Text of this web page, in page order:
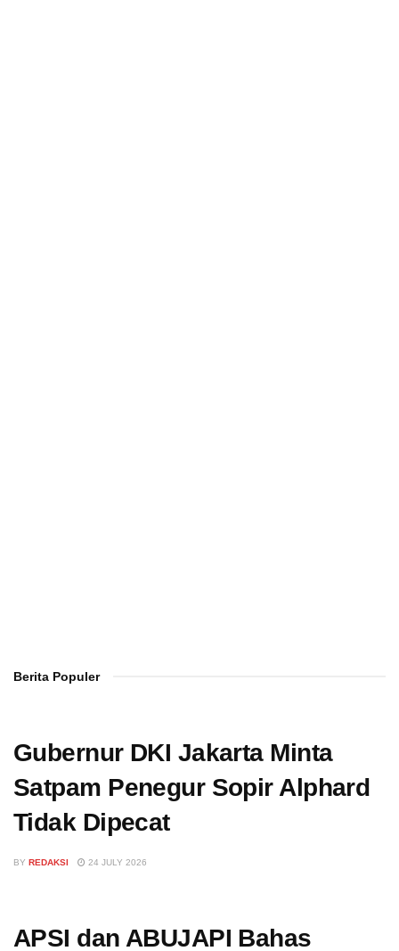
Berita Populer
Gubernur DKI Jakarta Minta
Satpam Penegur Sopir Alphard
Tidak Dipecat
BY REDAKSI 24 JULY 2026
APSI dan ABUJAPI Bahas